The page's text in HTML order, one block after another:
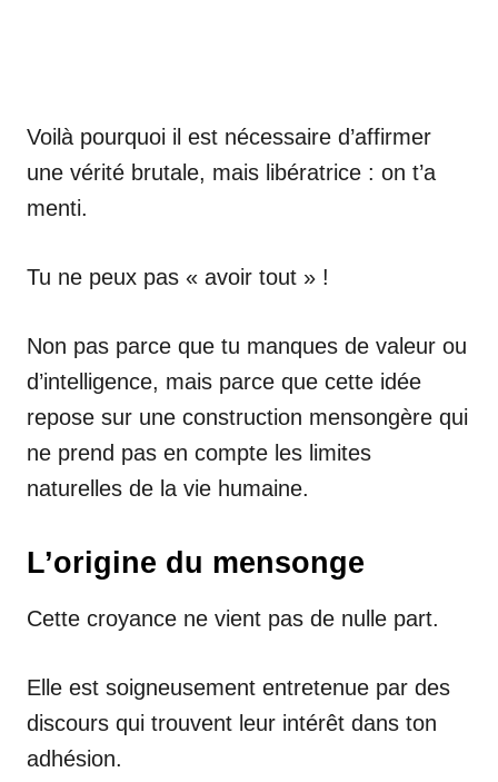
Voilà pourquoi il est nécessaire d’affirmer
une vérité brutale, mais libératrice : on t’a
menti.
Tu ne peux pas « avoir tout » !
Non pas parce que tu manques de valeur ou
d’intelligence, mais parce que cette idée
repose sur une construction mensongère qui
ne prend pas en compte les limites
naturelles de la vie humaine.
L’origine du mensonge
Cette croyance ne vient pas de nulle part.
Elle est soigneusement entretenue par des
discours qui trouvent leur intérêt dans ton
adhésion.